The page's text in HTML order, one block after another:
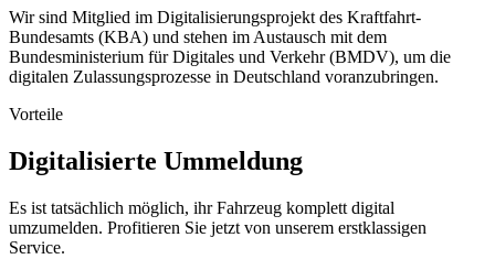
Wir sind Mitglied im Digitalisierungsprojekt des Kraftfahrt-
Bundesamts (KBA) und stehen im Austausch mit dem
Bundesministerium für Digitales und Verkehr (BMDV), um die
digitalen Zulassungsprozesse in Deutschland voranzubringen.
Vorteile
Digitalisierte Ummeldung
Es ist tatsächlich möglich, ihr Fahrzeug komplett digital
umzumelden. Profitieren Sie jetzt von unserem erstklassigen
Service.